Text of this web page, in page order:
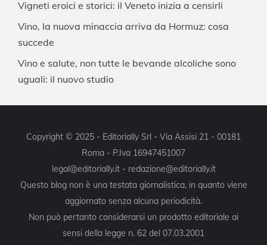
Vigneti eroici e storici: il Veneto inizia a censirli
Vino, la nuova minaccia arriva da Hormuz: cosa
succede
Vino e salute, non tutte le bevande alcoliche sono
uguali: il nuovo studio
Copyright © 2025 - Editorially Srl - Via Assisi 21 - 00181
Roma - P.Iva 16947451007
legal@editorially.it - redazione@editorially.it
Questo blog non è una testata giornalistica, in quanto viene
aggiornato senza alcuna periodicità.
Non può pertanto considerarsi un prodotto editoriale ai
sensi della legge n. 62 del 07.03.2001